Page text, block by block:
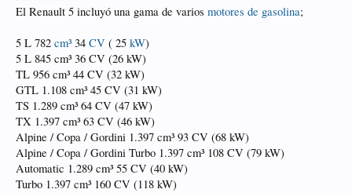
El Renault 5 incluyó una gama de varios motores de gasolina;
5 L 782 cm³34 CV ( 25 kW)
5 L 845 cm³ 36 CV (26 kW)
TL 956 cm³ 44 CV (32 kW)
GTL 1.108 cm³ 45 CV (31 kW)
TS 1.289 cm³ 64 CV (47 kW)
TX 1.397 cm³ 63 CV (46 kW)
Alpine / Copa / Gordini 1.397 cm³ 93 CV (68 kW)
Alpine / Copa / Gordini Turbo 1.397 cm³ 108 CV (79 kW)
Automatic 1.289 cm³ 55 CV (40 kW)
Turbo 1.397 cm³ 160 CV (118 kW)